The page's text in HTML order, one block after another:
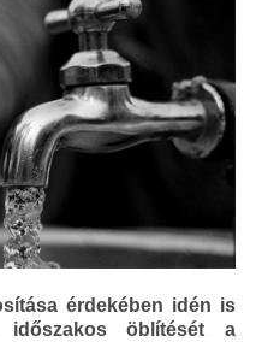
érdekében idén is
időszakos öblítését a